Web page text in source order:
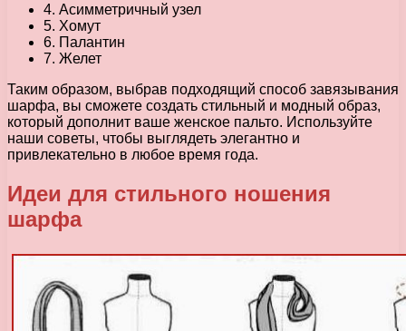
4. Асимметричный узел
5. Хомут
6. Палантин
7. Желет
Таким образом, выбрав подходящий способ завязывания
шарфа, вы сможете создать стильный и модный образ,
который дополнит ваше женское пальто. Используйте
наши советы, чтобы выглядеть элегантно и
привлекательно в любое время года.
Идеи для стильного ношения
шарфа